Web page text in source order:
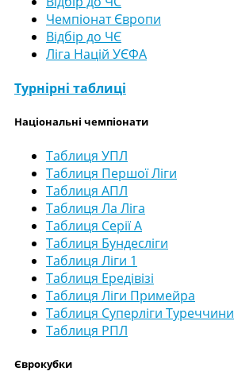
Чемпіонат Європи
Відбір до ЧЄ
Ліга Націй УЄФА
Турнірні таблиці
Національні чемпіонати
Таблиця УПЛ
Таблиця Першої Ліги
Таблиця АПЛ
Таблиця Ла Ліга
Таблиця Серії А
Таблиця Бундесліги
Таблиця Ліги 1
Таблиця Ередівізі
Таблиця Ліги Примейра
Таблиця Суперліги Туреччини
Таблиця РПЛ
Єврокубки